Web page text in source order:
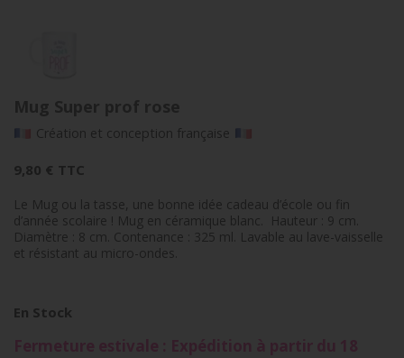
Création et conception française
9,80 € TTC
Le Mug ou la tasse, une bonne idée cadeau d’école ou fin
d’année scolaire ! Mug en céramique blanc. Hauteur : 9 cm.
Diamètre : 8 cm. Contenance : 325 ml. Lavable au lave-vaisselle
et résistant au micro-ondes.
En Stock
Fermeture estivale : Expédition à partir du 18